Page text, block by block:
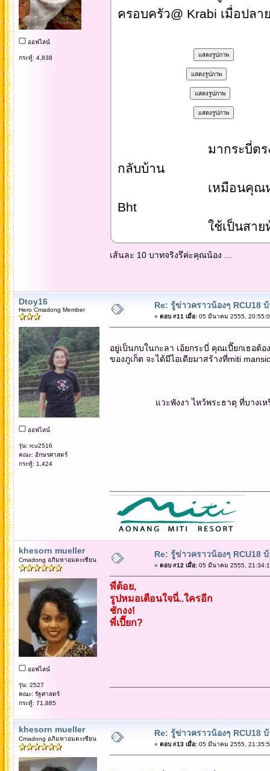
ออฟไลน์
กระทู้: 4,838
ครอบครัว@ Krabi เมื่อปลา
มากระบี่ตรงช่วงศุกร์
กลับบ้าน
เหมือนคุณหมอเตือน
Bht
ใช้เป็นสายห้อยแว่
เส้นละ 10 บาทจริงรึค่ะคุณน้อง ...
Dtoy16
Hero Cmadong Member
ออฟไลน์
รุ่น: rcu2516
คณะ: อักษรศาสตร์
กระทู้: 1,424
Re: รู้ข่าวคราวน้องๆ RCU18
« ตอบ #11 เมื่อ:05 มีนาคม 2555,
อยู่เป็นกบในกะลา เอ้ยกระบี่ คุณเปี๊ยกเธอต้
ของภูเก็ต จะได้มีไอเดียมาสร้างที่miti
แวะพังงา ไหว้พระธาตุ ที่บางเหรียง
khesorn mueller
Cmadong อภิมหาอมตะเซียน
ออฟไลน์
รุ่น: 2527
คณะ: รัฐศาสตร์
กระทู้: 71,885
Re: รู้ข่าวคราวน้องๆ RCU18
« ตอบ #12 เมื่อ:05 มีนาคม 2555,
พี่ต้อย,
รูปหมอเตือนใจนี่..ใครอีก
ชักงง!
พี่เปี๊ยก?
khesorn mueller
Cmadong อภิมหาอมตะเซียน
Re: รู้ข่าวคราวน้องๆ RCU18
« ตอบ #13 เมื่อ:05 มีนาคม 2555,